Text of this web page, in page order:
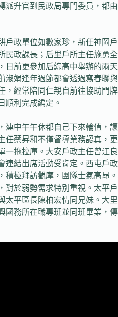
派升官到民政局專門委員，都由
戶政單位如數家珍，新任神岡戶
民政課長；后里戶所主任施勇全
日前更參加后綜高中舉辦的兩天
淑娟逢年過節都會透過寫春聯與
，經常陪同仁親自前往協助門牌
順利完成編定。
連中午午休都自己下來輪值，讓
任蔡昇和不僅督導業務認真，更
一拖拉庫。大安戶政主任曾江良
連結出席活動受肯定。西屯戶政
積極拜訪觀摩，團隊士氣高昂。
對於弱勢需求特別重視。太平戶
太平區長陳柏宏情同兄妹。大里
國務所在職專班並同班畢業，傳